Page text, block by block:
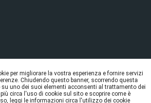
per migliorare la vostra esperienza e fornire servizi
Chiudendo questo banner, scorrendo questa
su uno dei suoi elementi acconsenti al trattamento dei
circa l'uso di cookie sul sito e scoprire come è
leggi le informazioni circa l'utilizzo dei cookie